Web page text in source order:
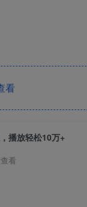
看
播放轻松10万+
看